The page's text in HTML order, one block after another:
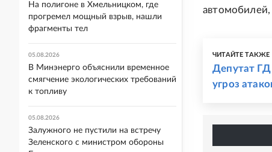
ЧИТАЙТЕ ТАКЖЕ
Депутат ГД
угроз
На полигоне в Хмельницком, где
прогремел мощный взрыв, нашли
фрагменты тел
05.08.2026
В Минэнерго объяснили временное
смягчение экологических требований
к топливу
05.08.2026
Залужного не пустили на встречу
Зеленского с министром обороны